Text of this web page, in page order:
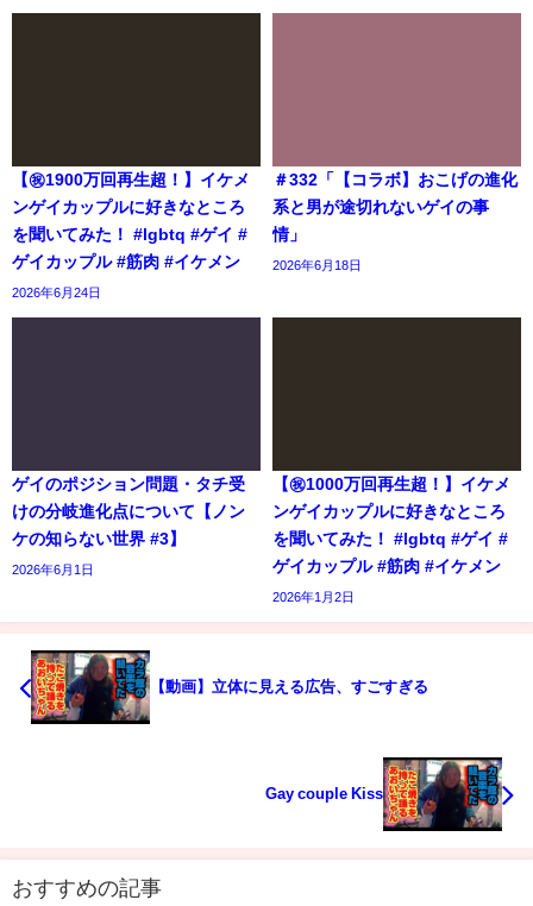
【㊗️1900万回再生超！】イケメ
ンゲイカップルに好きなところ
を聞いてみた！ #lgbtq #ゲイ #
ゲイカップル #筋肉 #イケメン
2026年6月24日
＃332「【コラボ】おこげの進化
系と男が途切れないゲイの事
情」
2026年6月18日
ゲイのポジション問題・タチ受
けの分岐進化点について【ノン
ケの知らない世界 #3】
2026年6月1日
【㊗️1000万回再生超！】イケメ
ンゲイカップルに好きなところ
を聞いてみた！ #lgbtq #ゲイ #
ゲイカップル #筋肉 #イケメン
2026年1月2日
【動画】立体に見える広告、すごすぎる
Gay couple Kiss
おすすめの記事